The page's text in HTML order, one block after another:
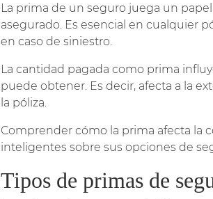
La prima de un seguro juega un
asegurado. Es esencial en cualquier
en caso de siniestro.
La cantidad pagada como prima
puede obtener. Es decir, afecta a la
la póliza.
Comprender cómo la prima afecta la
inteligentes sobre sus opciones de
Tipos de primas de